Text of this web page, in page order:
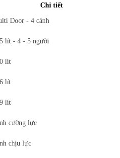
kích hoạt chế độ Express Freezing,
Chi tiết
Door - 4 cánh
lít - 4 - 5 người
lít
lít
lít
cường lực
chịu lực